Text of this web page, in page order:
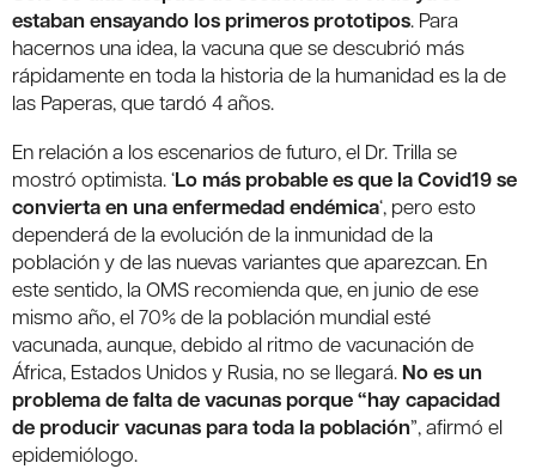
estaban ensayando los primeros prototipos. Para
hacernos una idea, la vacuna que se descubrió más
rápidamente en toda la historia de la humanidad es la de
las Paperas, que tardó 4 años.
En relación a los escenarios de futuro, el Dr. Trilla se
mostró optimista. ‘Lo más probable es que la Covid19 se
convierta en una enfermedad endémica‘, pero esto
dependerá de la evolución de la inmunidad de la
población y de las nuevas variantes que aparezcan. En
este sentido, la OMS recomienda que, en junio de ese
mismo año, el 70% de la población mundial esté
vacunada, aunque, debido al ritmo de vacunación de
África, Estados Unidos y Rusia, no se llegará. No es un
problema de falta de vacunas porque “hay capacidad
de producir vacunas para toda la población”, afirmó el
epidemiólogo.